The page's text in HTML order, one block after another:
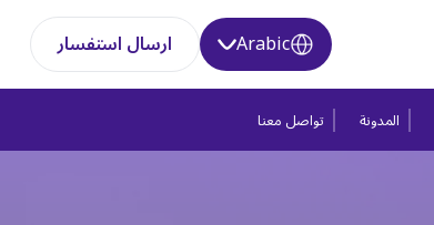
Arabic ارسال استفسار
المدونة تواصل معنا